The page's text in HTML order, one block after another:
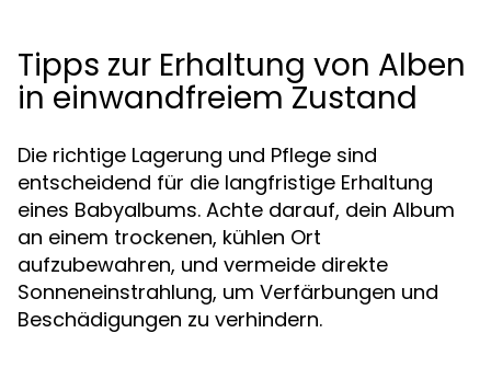
Tipps zur Erhaltung von Alben
in einwandfreiem Zustand
Die richtige Lagerung und Pflege sind
entscheidend für die langfristige Erhaltung
eines Babyalbums. Achte darauf, dein Album
an einem trockenen, kühlen Ort
aufzubewahren, und vermeide direkte
Sonneneinstrahlung, um Verfärbungen und
Beschädigungen zu verhindern.